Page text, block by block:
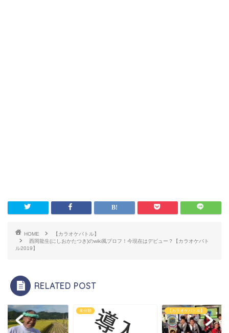
HOME
【カラオケバトル】
西岡龍生(にしおかたつき)のwiki風プロフ！今現在はデビュー？【カラオケバト
ル2019】
RELATED POST
未分類 【カラオケバトル】